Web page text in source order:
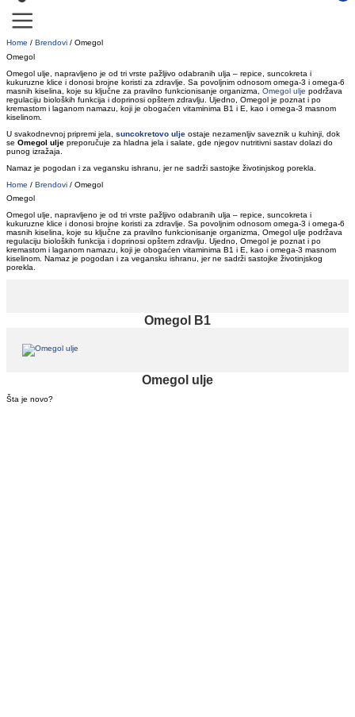
Home / Brendovi / Omegol
Omegol
Omegol ulje, napravljeno je od tri vrste pažljivo odabranih ulja – repice, suncokreta i
kukuruzne klice i donosi brojne koristi za zdravlje. Sa povoljnim odnosom omega-3 i omega-6
masnih kiselina, koje su ključne za pravilno funkcionisanje organizma, Omegol ulje podržava
regulaciju bioloških funkcija i doprinosi opštem zdravlju. Ujedno, Omegol je poznat i po
kremastom i laganom namazu, koji je obogaćen vitaminima B1 i E, kao i omega-3 masnom
kiselinom.
U svakodnevnoj pripremi jela, suncokretovo ulje ostaje nezamenljiv saveznik u kuhinji, dok
se Omegol ulje preporučuje za hladna jela i salate, gde njegov nutritivni sastav dolazi do
punog izražaja.
Namaz je pogodan i za vegansku ishranu, jer ne sadrži sastojke životinjskog porekla.
Home / Brendovi / Omegol
Omegol
Omegol ulje, napravljeno je od tri vrste pažljivo odabranih ulja – repice, suncokreta i
kukuruzne klice i donosi brojne koristi za zdravlje. Sa povoljnim odnosom omega-3 i omega-6
masnih kiselina, koje su ključne za pravilno funkcionisanje organizma, Omegol ulje podržava
regulaciju bioloških funkcija i doprinosi opštem zdravlju. Ujedno, Omegol je poznat i po
kremastom i laganom namazu, koji je obogaćen vitaminima B1 i E, kao i omega-3 masnom
kiselinom. Namaz je pogodan i za vegansku ishranu, jer ne sadrži sastojke životinjskog
porekla.
Omegol B1
Omegol ulje
Šta je novo?